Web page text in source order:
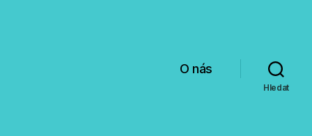
O nás
Hledat